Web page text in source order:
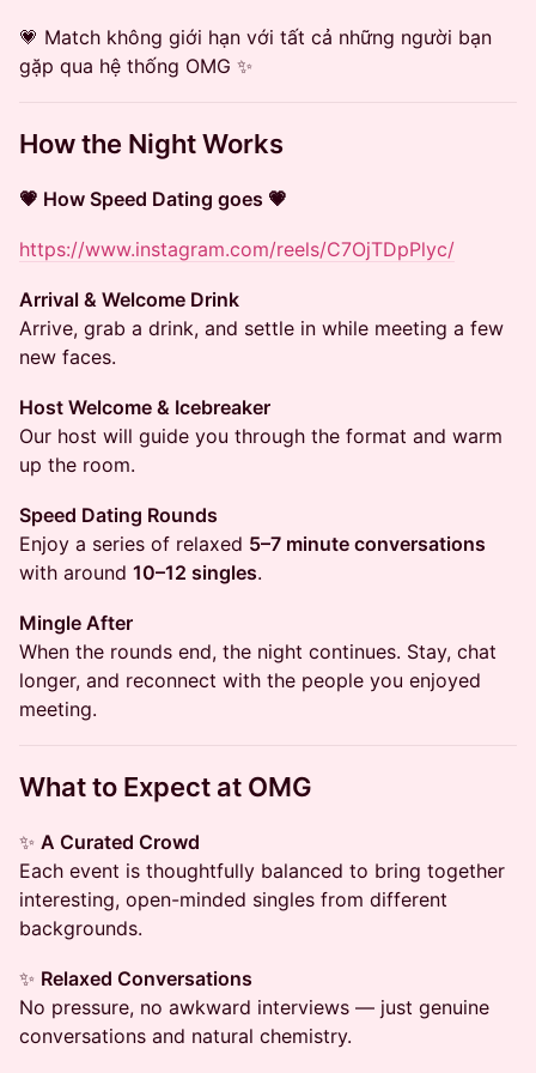
💗 Match không giới hạn với tất cả những người bạn
gặp qua hệ thống OMG ✨
How the Night Works
💗 How Speed Dating goes 💗
https://www.instagram.com/reels/C7OjTDpPlyc/
Arrival & Welcome Drink
Arrive, grab a drink, and settle in while meeting a few
new faces.
Host Welcome & Icebreaker
Our host will guide you through the format and warm
up the room.
Speed Dating Rounds
Enjoy a series of relaxed 5–7 minute conversations
with around 10–12 singles.
Mingle After
When the rounds end, the night continues. Stay, chat
longer, and reconnect with the people you enjoyed
meeting.
What to Expect at OMG
✨ A Curated Crowd
Each event is thoughtfully balanced to bring together
interesting, open-minded singles from different
backgrounds.
✨ Relaxed Conversations
No pressure, no awkward interviews — just genuine
conversations and natural chemistry.